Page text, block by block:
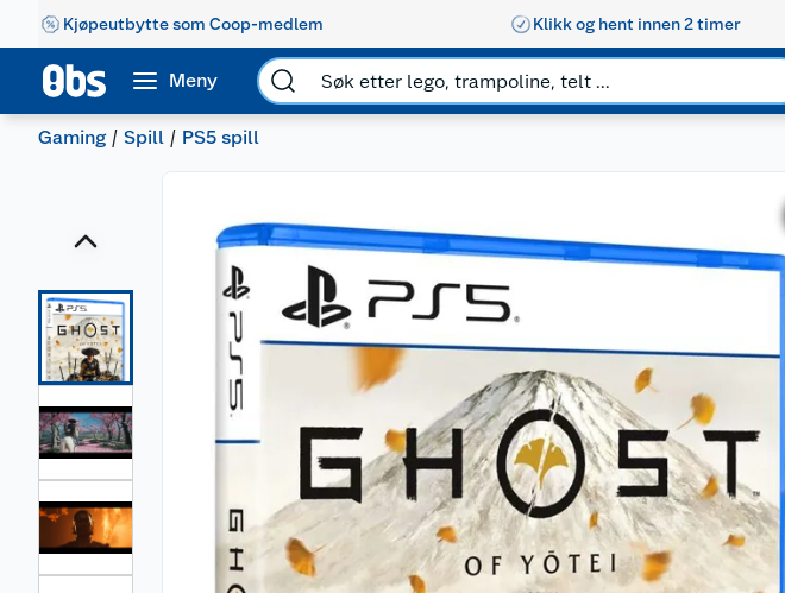
Kjøpeutbytte som Coop-medlem Klikk og hent innen 2 timer
Meny
Gaming Spill PS5 spill